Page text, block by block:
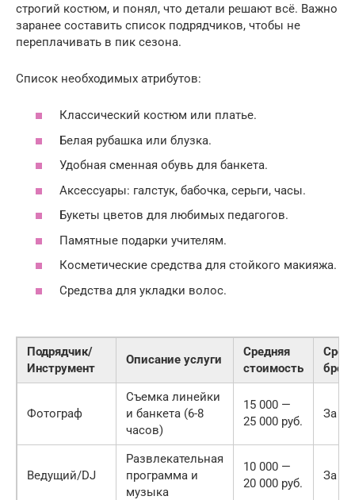
строгий костюм, и понял, что детали решают всё. Важно
заранее составить список подрядчиков, чтобы не
переплачивать в пик сезона.
Список необходимых атрибутов:
Классический костюм или платье.
Белая рубашка или блузка.
Удобная сменная обувь для банкета.
Аксессуары: галстук, бабочка, серьги, часы.
Букеты цветов для любимых педагогов.
Памятные подарки учителям.
Косметические средства для стойкого макияжа.
Средства для укладки волос.
Подрядчик/
Инструмент
Описание услуги
Средняя
стоимость
Срок
Фотограф
Съемка линейки
и банкета (6-8
часов)
15 000 —
25 000 руб.
За 2
Ведущий/DJ
Развлекательная
программа и
музыка
10 000 —
20 000 руб.
За